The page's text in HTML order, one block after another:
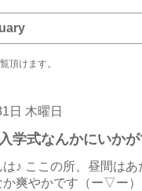
頂けます。
日 木曜日
学式なんかにいか
♪ ここの所、昼間は
か爽やかです（ー▽ー